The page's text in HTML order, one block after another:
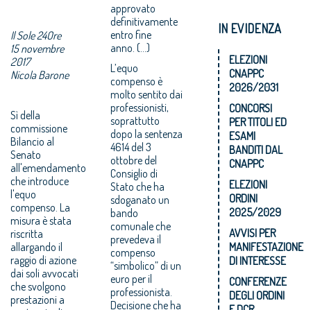
Il Sole 24Ore
15 novembre
2017
Nicola Barone
Sì della
commissione
Bilancio al
Senato
all'emendamento
che introduce
l'equo
compenso. La
misura è stata
riscritta
allargando il
raggio di azione
dai soli avvocati
che svolgono
prestazioni a
approvato
definitivamente
entro fine
anno. (...)
L’equo
compenso è
molto sentito dai
professionisti,
soprattutto
dopo la sentenza
4614 del 3
ottobre del
Consiglio di
Stato che ha
sdoganato un
bando
comunale che
prevedeva il
compenso
“simbolico” di un
euro per il
professionista.
Decisione che ha
IN EVIDENZA
ELEZIONI
CNAPPC
2026/2031
CONCORSI
PER TITOLI ED
ESAMI
BANDITI DAL
CNAPPC
ELEZIONI
ORDINI
2025/2029
AVVISI PER
MANIFESTAZIONE
DI INTERESSE
CONFERENZE
DEGLI ORDINI